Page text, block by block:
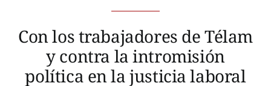
Con los trabajadores de Télam
y contra la intromisión
política en la justicia laboral